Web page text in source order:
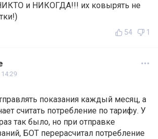
и НИКОГДА!!! их ковырять не
54 1
показания каждый месяц, а
считать потребление по тарифу. У
так было, но при отправке
БОТ перерасчитал потребление